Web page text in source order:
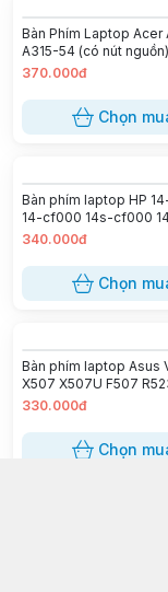
Bàn Phím Laptop Acer
A315-54 (có nút nguồn)
370.000đ
Chọn
Bàn phím laptop HP
14-cf000 14s-cf000
14s-cr000 14-ck000,
14s-df000 14-dh000
14s-dk000 14-ma000
dg000 340s G7 BẠC
340.000đ
Chọn
Bàn phím laptop Asus
X507 X507U F507
330.000đ
Chọn